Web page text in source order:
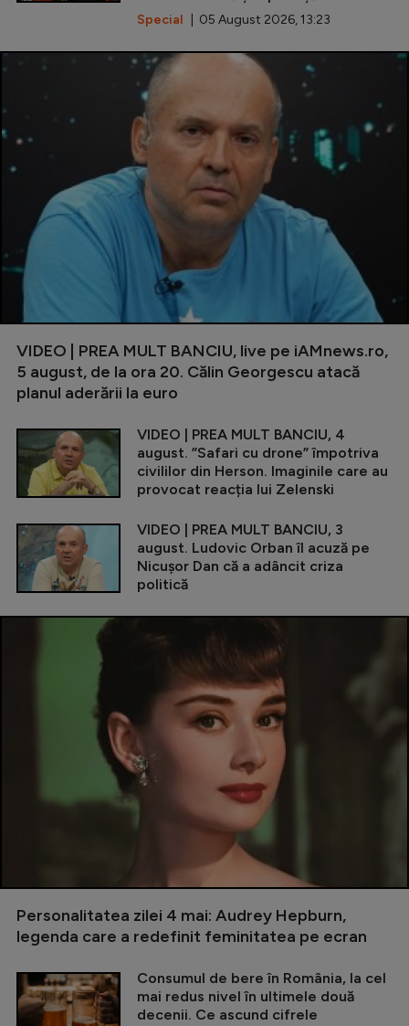
Special | 05 August 2026, 13:23
VIDEO | PREA MULT BANCIU, live pe iAMnews.ro,
5 august, de la ora 20. Călin Georgescu atacă
planul aderării la euro
VIDEO | PREA MULT BANCIU, 4
august. ”Safari cu drone” împotriva
civililor din Herson. Imaginile care au
provocat reacția lui Zelenski
VIDEO | PREA MULT BANCIU, 3
august. Ludovic Orban îl acuză pe
Nicușor Dan că a adâncit criza
politică
Personalitatea zilei 4 mai: Audrey Hepburn,
legenda care a redefinit feminitatea pe ecran
Consumul de bere în România, la cel
mai redus nivel în ultimele două
decenii. Ce ascund cifrele